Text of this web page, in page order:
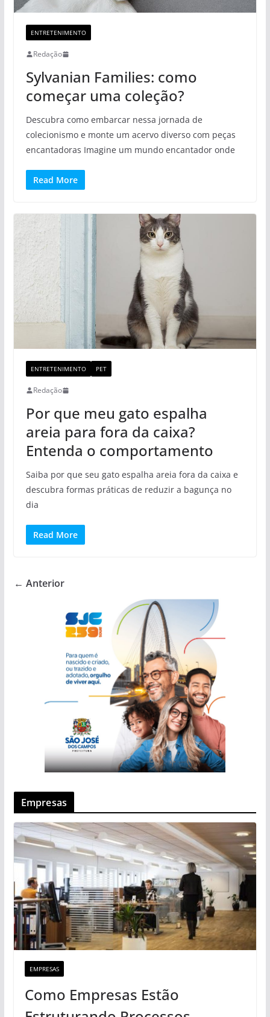
ENTRETENIMENTO
Redação
Sylvanian Families: como
começar uma coleção?
Descubra como embarcar nessa jornada de
colecionismo e monte um acervo diverso com peças
encantadoras Imagine um mundo encantador onde
Read More
ENTRETENIMENTO PET
Redação
Por que meu gato espalha
areia para fora da caixa?
Entenda o comportamento
Saiba por que seu gato espalha areia fora da caixa e
descubra formas práticas de reduzir a bagunça no
dia
Read More
← Anterior
Empresas
EMPRESAS
Como Empresas Estão